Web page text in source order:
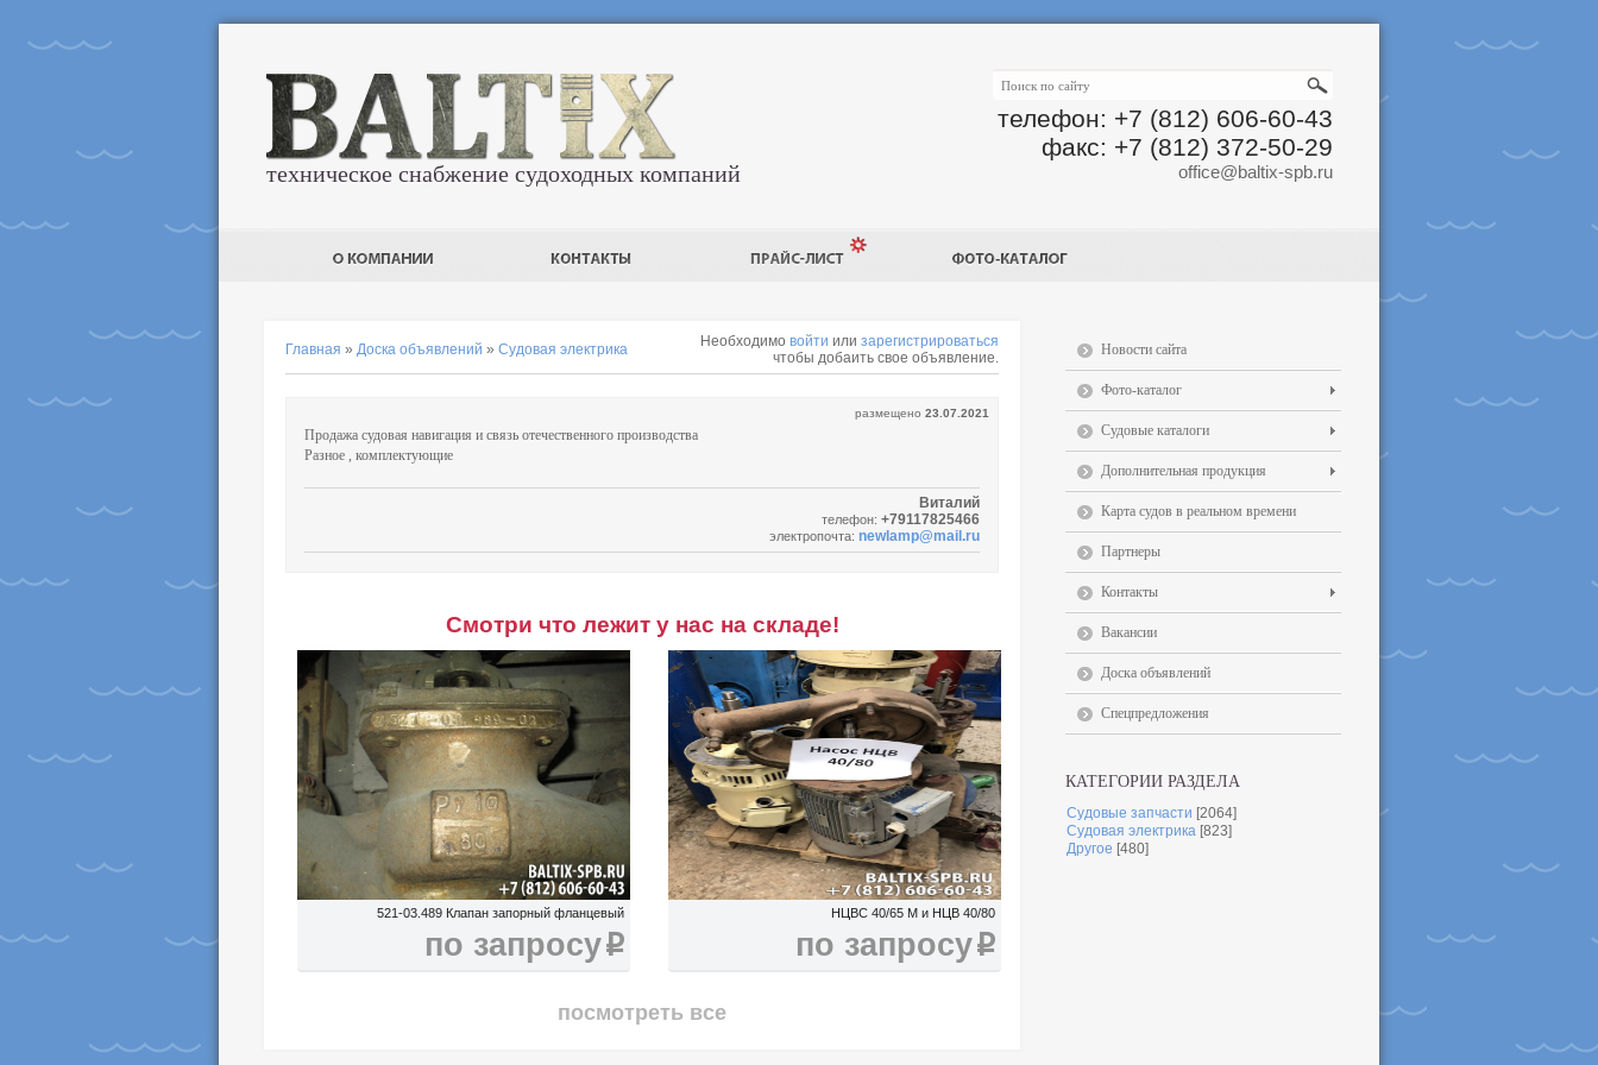
телефон: +7 (812) 606-60-43
факс: +7 (812) 372-50-29
office@baltix-spb.ru
техническое снабжение судоходных компаний
Главная » Доска объявлений » Судовая электрика Необходимо войти или зарегистрироваться
чтобы добаить свое объявление.
размещено 23.07.2021
Продажа судовая навигация и связь отечественного производства
Разное , комплектующие
Виталий
телефон: +79117825466
электропочта: newlamp@mail.ru
Смотри что лежит у нас на складе!
521-03.489 Клапан запорный фланцевый
по запросу i
НЦВС 40/65 М и НЦВ 40/80
по запросу i
посмотреть все
Новости сайта
Фото-каталог
Судовые каталоги
Дополнительная продукция
Карта судов в реальном времени
Партнеры
Контакты
Вакансии
Доска объявлений
Спецпредложения
КАТЕГОРИИ РАЗДЕЛА
Судовые запчасти [2064]
Судовая электрика [823]
Другое [480]